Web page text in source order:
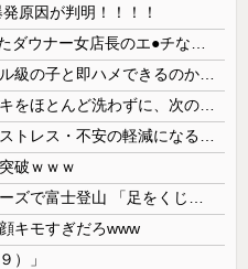
原因が判明！！！！
破ｗｗｗ
キモすぎだろwww
）」